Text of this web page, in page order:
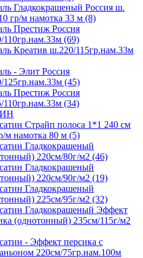
Гладкокрашеный Россия ш.
гр/м намотка 33 м (8)
Престиж Россия
110гр.нам.33м (69)
Креатив ш.220/115гр.нам.33м
- Элит Россия
125гр.нам.33м (45)
Престиж Россия
110гр.нам.33м (34)
Страйп полоса 1*1 240 см
м намотка 80 м (5)
Гладкокрашеный
220см/80г/м2 (46)
Гладкокрашеный
220см/90г/м2 (19)
Гладкокрашеный
225см/95г/м2 (32)
Гладкокрашеный Эффект
(однотонный) 235см/115г/м2
- Эффект персика с
220см/75гр.нам.100м